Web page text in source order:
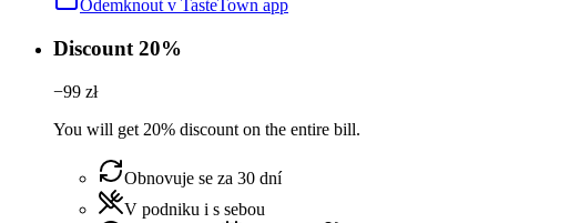
Odemknout v TasteTown app
Discount 20%
−99 zł
You will get 20% discount on the entire bill.
Obnovuje se za 30 dní
V podniku i s sebou